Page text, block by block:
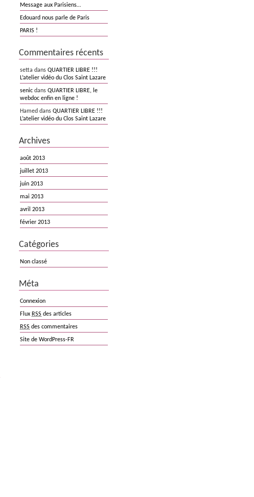
Message aux Parisiens…
Edouard nous parle de Paris
PARIS !
Commentaires récents
setta dans QUARTIER LIBRE !!!
L’atelier vidéo du Clos Saint Lazare
senic dans QUARTIER LIBRE, le
webdoc enfin en ligne !
Hamed dans QUARTIER LIBRE !!!
L’atelier vidéo du Clos Saint Lazare
Archives
août 2013
juillet 2013
juin 2013
mai 2013
avril 2013
février 2013
Catégories
Non classé
Méta
Connexion
Flux RSS des articles
RSS des commentaires
Site de WordPress-FR